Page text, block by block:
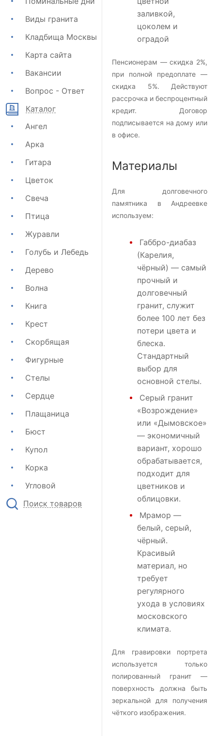
Виды гранита
Кладбища Москвы
Карта сайта
Вакансии
Вопрос - Ответ
Каталог
Ангел
Арка
Гитара
Цветок
Свеча
Птица
Журавли
Голубь и Лебедь
Дерево
Волна
Книга
Крест
Скорбящая
Фигурные
Стелы
Сердце
Плащаница
Бюст
Купол
Корка
Угловой
Поиск товаров
заливкой,
цоколем и
оградой
Пенсионерам — скидка 2%,
при полной предоплате —
скидка 5%. Действуют
рассрочка и беспроцентный
кредит. Договор
подписывается на дому или
в офисе.
Материалы
Для долговечного
памятника в Андреевке
используем:
Габбро-диабаз
(Карелия,
чёрный) — самый
прочный и
долговечный
гранит, служит
более 100 лет без
потери цвета и
блеска.
Стандартный
выбор для
основной стелы.
Серый гранит
«Возрождение»
или «Дымовское»
— экономичный
вариант, хорошо
обрабатывается,
подходит для
цветников и
облицовки.
Мрамор —
белый, серый,
чёрный.
Красивый
материал, но
требует
регулярного
ухода в условиях
московского
климата.
Для гравировки портрета
используется только
полированный гранит —
поверхность должна быть
зеркальной для получения
чёткого изображения.